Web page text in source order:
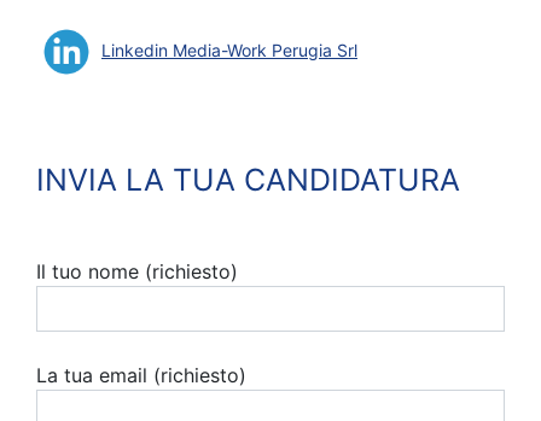
Linkedin Media-Work Perugia Srl
INVIA LA TUA CANDIDATURA
Il tuo nome (richiesto)
La tua email (richiesto)